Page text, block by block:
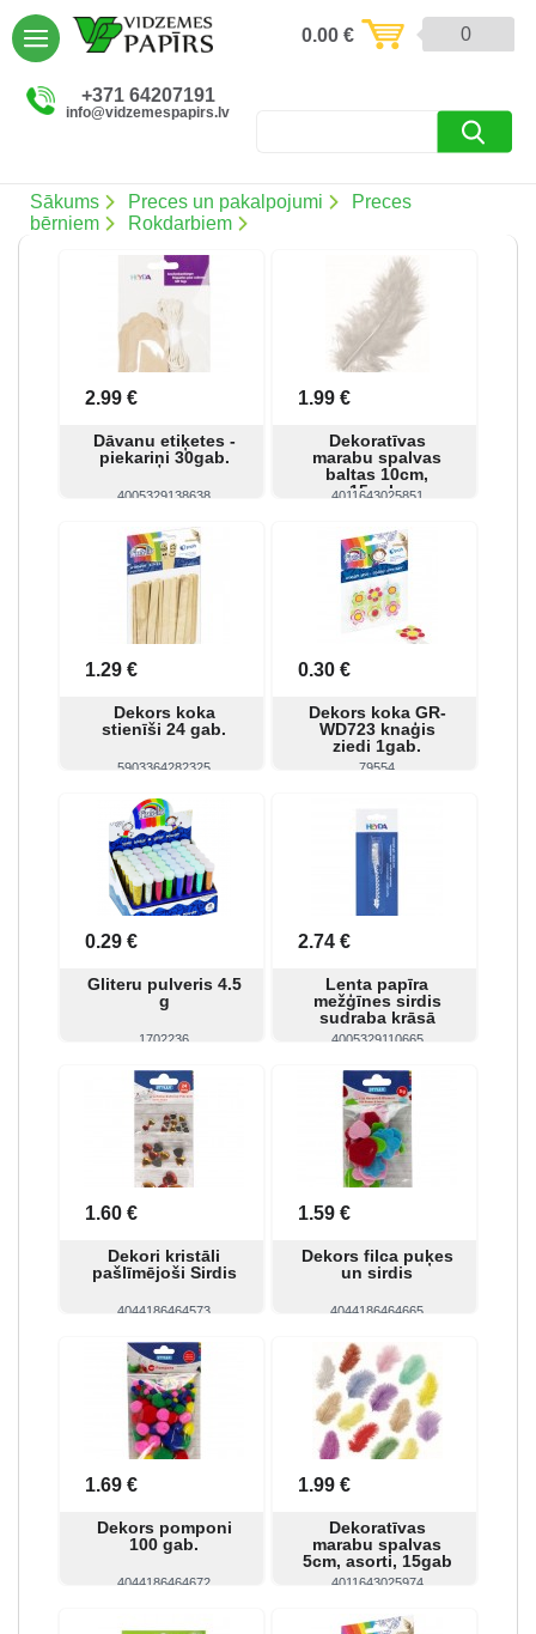
+371 64207191
info@vidzemespapirs.lv
0
0.00€
Sākums Preces un pakalpojumi
Preces
bērniem
Rokdarbiem
2.99 €
Dāvanu etiķetes -
piekariņi 30gab.
4005329138638
Skatīt Pirkt
1.99 €
Dekoratīvas
marabu spalvas
baltas 10cm,
15gab.
4011643025851
Pirkt
1.29 €
Dekors koka
stienīši 24 gab.
5903364282325
Skatīt
0.30 €
Dekors koka GR-
WD723 knaģis
ziedi 1gab.
79554
0.29 €
Gliteru pulveris 4.5
g
1702236
Skatīt Pirkt
2.74 €
Lenta papīra
mežģīnes sirdis
sudraba krāsā
4005329110665
Skatīt Pirkt
1.60 €
Dekori kristāli
pašlīmējoši Sirdis
4044186464573
Skatīt Pirkt
1.59 €
Dekors filca puķes
un sirdis
4044186464665
Skatīt
1.69 €
Dekors pomponi
100 gab.
4044186464672
1.99 €
Dekoratīvas
marabu spalvas
5cm, asorti, 15gab
4011643025974
Skatīt Pirkt
AIZVĒRT
Atlaides (12)